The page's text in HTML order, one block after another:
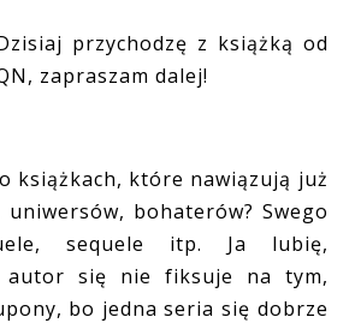
przychodzę z książką od
zapraszam dalej!
które nawiązują już
bohaterów? Swego
sequele itp. Ja lubię,
autor się nie fiksuje na tym,
bo jedna seria się dobrze